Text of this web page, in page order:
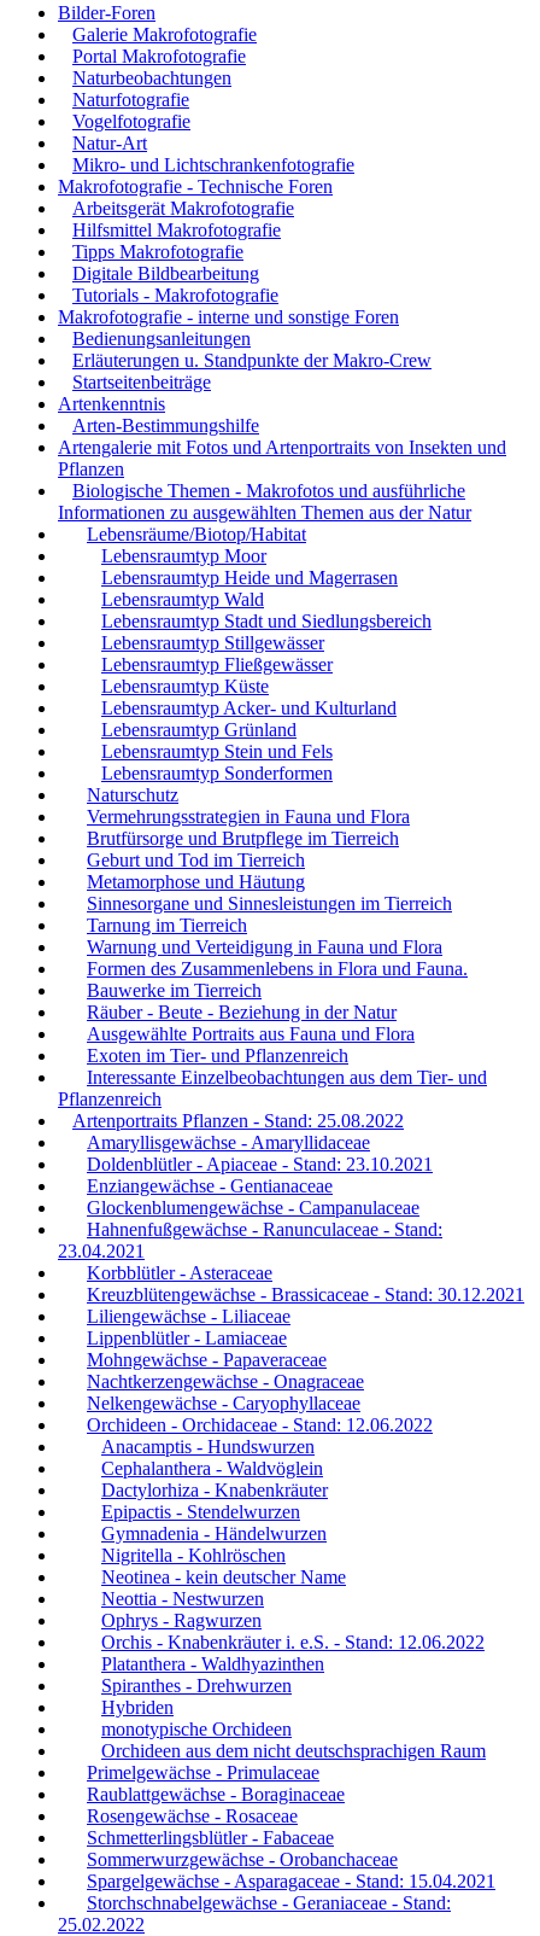
Bilder-Foren
Galerie Makrofotografie
Portal Makrofotografie
Naturbeobachtungen
Naturfotografie
Vogelfotografie
Natur-Art
Mikro- und Lichtschrankenfotografie
Makrofotografie - Technische Foren
Arbeitsgerät Makrofotografie
Hilfsmittel Makrofotografie
Tipps Makrofotografie
Digitale Bildbearbeitung
Tutorials - Makrofotografie
Makrofotografie - interne und sonstige Foren
Bedienungsanleitungen
Erläuterungen u. Standpunkte der Makro-Crew
Startseitenbeiträge
Artenkenntnis
Arten-Bestimmungshilfe
Artengalerie mit Fotos und Artenportraits von Insekten und
Pflanzen
Biologische Themen - Makrofotos und ausführliche
Informationen zu ausgewählten Themen aus der Natur
Lebensräume/Biotop/Habitat
Lebensraumtyp Moor
Lebensraumtyp Heide und Magerrasen
Lebensraumtyp Wald
Lebensraumtyp Stadt und Siedlungsbereich
Lebensraumtyp Stillgewässer
Lebensraumtyp Fließgewässer
Lebensraumtyp Küste
Lebensraumtyp Acker- und Kulturland
Lebensraumtyp Grünland
Lebensraumtyp Stein und Fels
Lebensraumtyp Sonderformen
Naturschutz
Vermehrungsstrategien in Fauna und Flora
Brutfürsorge und Brutpflege im Tierreich
Geburt und Tod im Tierreich
Metamorphose und Häutung
Sinnesorgane und Sinnesleistungen im Tierreich
Tarnung im Tierreich
Warnung und Verteidigung in Fauna und Flora
Formen des Zusammenlebens in Flora und Fauna.
Bauwerke im Tierreich
Räuber - Beute - Beziehung in der Natur
Ausgewählte Portraits aus Fauna und Flora
Exoten im Tier- und Pflanzenreich
Interessante Einzelbeobachtungen aus dem Tier- und
Pflanzenreich
Artenportraits Pflanzen - Stand: 25.08.2022
Amaryllisgewächse - Amaryllidaceae
Doldenblütler - Apiaceae - Stand: 23.10.2021
Enziangewächse - Gentianaceae
Glockenblumengewächse - Campanulaceae
Hahnenfußgewächse - Ranunculaceae - Stand:
23.04.2021
Korbblütler - Asteraceae
Kreuzblütengewächse - Brassicaceae - Stand: 30.12.2021
Liliengewächse - Liliaceae
Lippenblütler - Lamiaceae
Mohngewächse - Papaveraceae
Nachtkerzengewächse - Onagraceae
Nelkengewächse - Caryophyllaceae
Orchideen - Orchidaceae - Stand: 12.06.2022
Anacamptis - Hundswurzen
Cephalanthera - Waldvöglein
Dactylorhiza - Knabenkräuter
Epipactis - Stendelwurzen
Gymnadenia - Händelwurzen
Nigritella - Kohlröschen
Neotinea - kein deutscher Name
Neottia - Nestwurzen
Ophrys - Ragwurzen
Orchis - Knabenkräuter i. e.S. - Stand: 12.06.2022
Platanthera - Waldhyazinthen
Spiranthes - Drehwurzen
Hybriden
monotypische Orchideen
Orchideen aus dem nicht deutschsprachigen Raum
Primelgewächse - Primulaceae
Raublattgewächse - Boraginaceae
Rosengewächse - Rosaceae
Schmetterlingsblütler - Fabaceae
Sommerwurzgewächse - Orobanchaceae
Spargelgewächse - Asparagaceae - Stand: 15.04.2021
Storchschnabelgewächse - Geraniaceae - Stand:
25.02.2022